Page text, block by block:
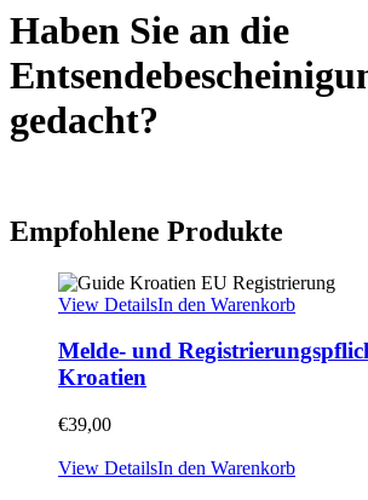
Haben Sie an die
gedacht?
Empfohlene Produkte
View DetailsIn den Warenkorb
Melde- und
Kroatien
€39,00
View DetailsIn den Warenkorb